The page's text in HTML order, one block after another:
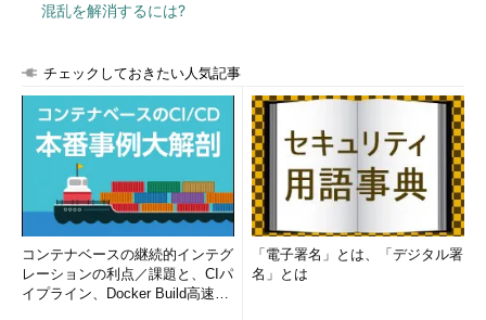
混乱を解消するには?
チェックしておきたい人気記事
コンテナベースの継続的インテグ
レーションの利点／課題と、CIパ
イプライン、Docker Build高速化
「電子署名」とは、「デジタル署
名」とは